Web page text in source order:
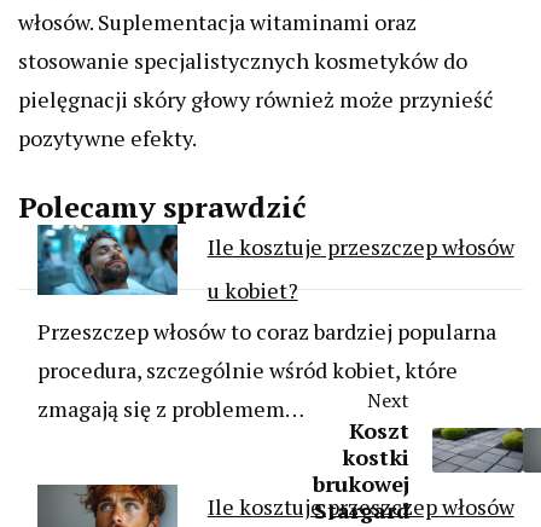
włosów. Suplementacja witaminami oraz
stosowanie specjalistycznych kosmetyków do
pielęgnacji skóry głowy również może przynieść
pozytywne efekty.
Polecamy sprawdzić
Ile kosztuje przeszczep włosów
u kobiet?
Przeszczep włosów to coraz bardziej popularna
procedura, szczególnie wśród kobiet, które
zmagają się z problemem…
Ile kosztuje przeszczep włosów
Next
Koszt
kostki
brukowej
Stargard